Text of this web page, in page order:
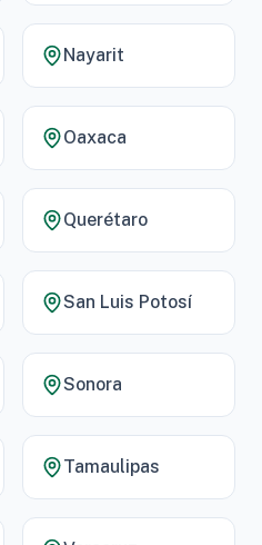
Nayarit
Oaxaca
Querétaro
San Luis Potosí
Sonora
Tamaulipas